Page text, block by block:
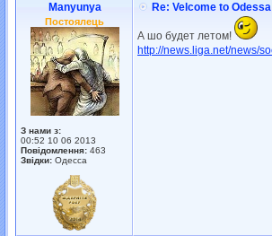
Manyunya
Постоялець
З нами з:
00:52 10 06 2013
Повідомлення: 463
Звідки: Одесса
Re: Velcome to
А шо будет летом!
http://news.liga.net/news/